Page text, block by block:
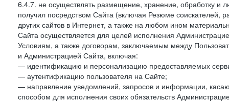
6.4.7. не осуществлять размещение, хранение, обработку и
получил посредством Сайта (включая Резюме
других сайтов в Интернет, а также на любом ином
Сайта осуществляется для целей исполнения
Условиям, а также договорам, заключаемым между
и Администрацией Сайта, включая:
— идентификацию и персонализацию предоставляемых
— аутентификацию пользователя на Сайте;
— направление уведомлений, запросов и информации,
способом для исполнения своих обязательств